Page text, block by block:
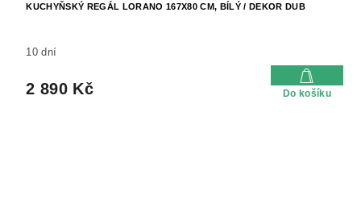
KUCHYŇSKÝ REGÁL LORANO 167X80 CM, BÍLÝ / DEKOR DUB
10 dní
2 890 Kč Do košíku